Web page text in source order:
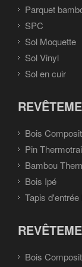
Parquet
SPC
Sol Moquette
Sol Vinyl
Sol en cuir
Bois
Pin
Bambou
Bois Ipé
Tapis
Bois